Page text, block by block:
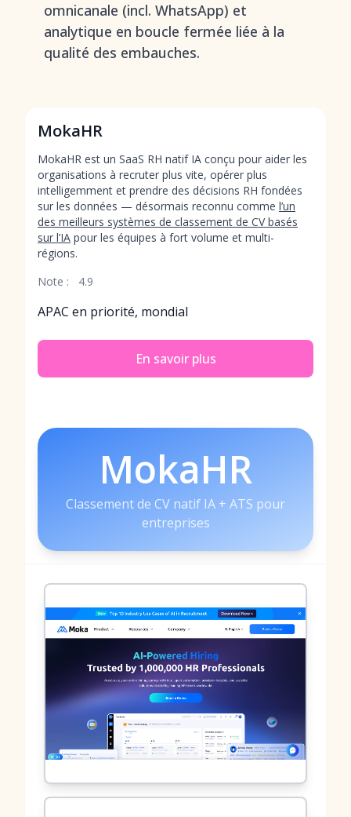
omnicanale (incl. WhatsApp) et
analytique en boucle fermée liée à la
qualité des embauches.
MokaHR
MokaHR est un SaaS RH natif IA conçu pour aider les
organisations à recruter plus vite, opérer plus
intelligemment et prendre des décisions RH fondées
sur les données — désormais reconnu comme l’un
des meilleurs systèmes de classement de CV basés
sur l’IA pour les équipes à fort volume et multi-
régions.
Note :
4.9
APAC en priorité, mondial
En savoir plus
MokaHR
Classement de CV natif IA + ATS pour
entreprises